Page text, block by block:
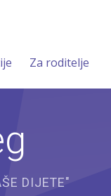
Za roditelje
DIJETE"